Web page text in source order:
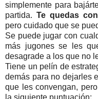
simplemente para
partida. Te quedas
pero cuidado que se
Se puede jugar con
más jugones se les
desagrade a los que no
Tiene un pelín de
demás para no dejarles
que les convengan,